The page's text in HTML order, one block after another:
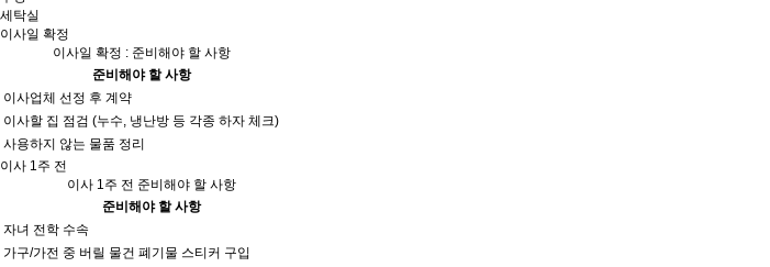
세탁실
이사일 확정
이사일 확정 : 준비해야 할 사항
준비해야 할 사항
이사업체 선정 후 계약
이사할 집 점검 (누수, 냉난방 등 각종 하자 체크)
사용하지 않는 물품 정리
이사 1주 전
이사 1주 전 준비해야 할 사항
준비해야 할 사항
자녀 전학 수속
가구/가전 중 버릴 물건 폐기물 스티커 구입